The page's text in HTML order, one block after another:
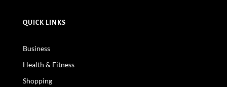
QUICK LINKS
Business
Health & Fitness
Shopping